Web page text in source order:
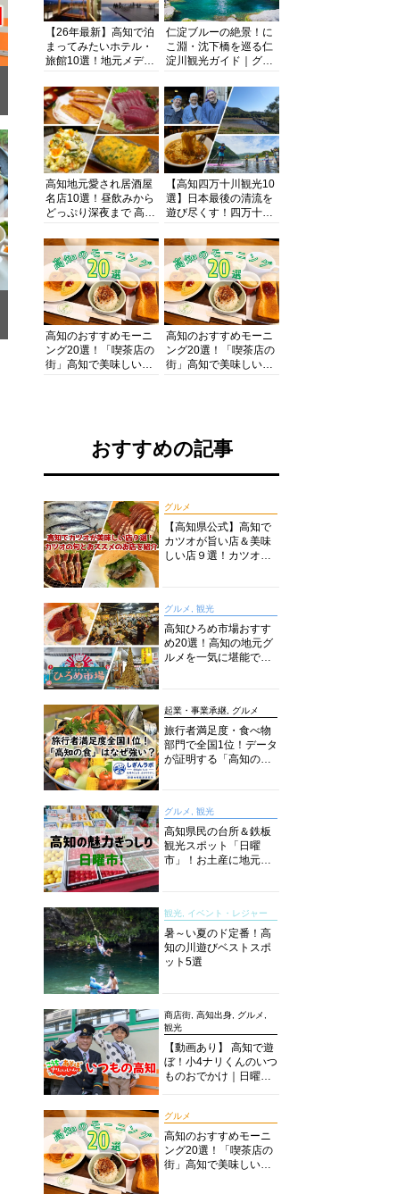
【26年最新】高知で泊
まってみたいホテル・
旅館10選！地元メディ
厳選
仁淀ブルーの絶景！に
こ淵・沈下橋を巡る仁
淀川観光ガイド｜グル
まで完全網羅！
高知地元愛され居酒屋
名店10選！昼飲みから
どっぷり深夜まで 高知
知グルメPro】
【高知四万十川観光10
選】日本最後の清流を
遊び尽くす！四万十川
を網羅したおすすめガ
イド
高知のおすすめモーニ
ング20選！「喫茶店の
街」高知で美味しい喫
高知のおすすめモーニ
ング20選！「喫茶店の
街」高知で美味しい喫
おすすめの記事
グルメ
【高知県公式】高知で
カツオが旨い店＆美味
しい店９選！カツオの
グルメ, 観光
高知ひろめ市場おすす
め20選！高知の地元グ
ルメを一気に堪能でき
起業・事業承継, グルメ
旅行者満足度・食べ物
部門で全国1位！データ
が証明する「高知の
グルメ, 観光
高知県民の台所＆鉄板
観光スポット「日曜
市」！お土産に地元野
説！
観光, イベント・レジャー
暑～い夏のド定番！高
知の川遊びベストスポ
ット5選
商店街, 高知出身, グルメ,
観光
【動画あり】 高知で遊
ぼ！小4ナリくんのいつ
ものおでかけ｜日曜市
グルメ
高知のおすすめモーニ
ング20選！「喫茶店の
街」高知で美味しい喫